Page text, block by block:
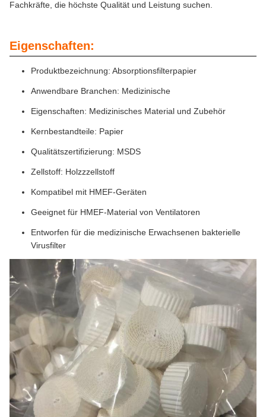
Fachkräfte, die höchste Qualität und Leistung suchen.
Eigenschaften:
Produktbezeichnung: Absorptionsfilterpapier
Anwendbare Branchen: Medizinische
Eigenschaften: Medizinisches Material und Zubehör
Kernbestandteile: Papier
Qualitätszertifizierung: MSDS
Zellstoff: Holzzzellstoff
Kompatibel mit HMEF-Geräten
Geeignet für HMEF-Material von Ventilatoren
Entworfen für die medizinische Erwachsenen bakterielle
Virusfilter